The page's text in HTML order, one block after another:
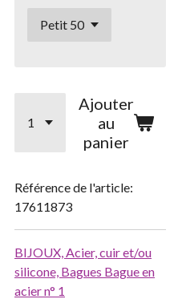
Ajouter
au
panier
Référence de l'article:
17611873
BIJOUX,Acier, cuir et/ou
silicone, Bagues Bague en
acier n° 1